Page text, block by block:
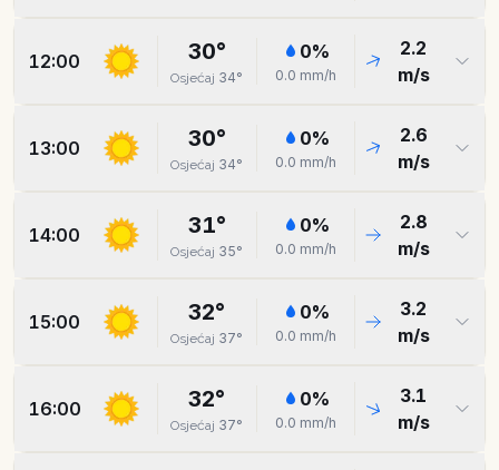
12:00 30°
Osjećaj 34°
0%
0.0 mm/h
2.2
m/s
13:00 30°
Osjećaj 34°
0%
0.0 mm/h
2.6
m/s
14:00 31°
Osjećaj 35°
0%
0.0 mm/h
2.8
m/s
15:00 32°
Osjećaj 37°
0%
0.0 mm/h
3.2
m/s
16:00 32°
Osjećaj 37°
0%
0.0 mm/h
3.1
m/s